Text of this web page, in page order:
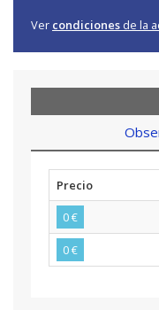
Ver condiciones de la
Precio
0 €
0 €